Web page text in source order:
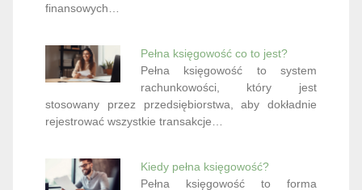
finansowych…
Pełna księgowość co to jest?
Pełna księgowość to system
rachunkowości, który jest
stosowany przez przedsiębiorstwa, aby dokładnie
rejestrować wszystkie transakcje…
Kiedy pełna księgowość?
Pełna księgowość to forma